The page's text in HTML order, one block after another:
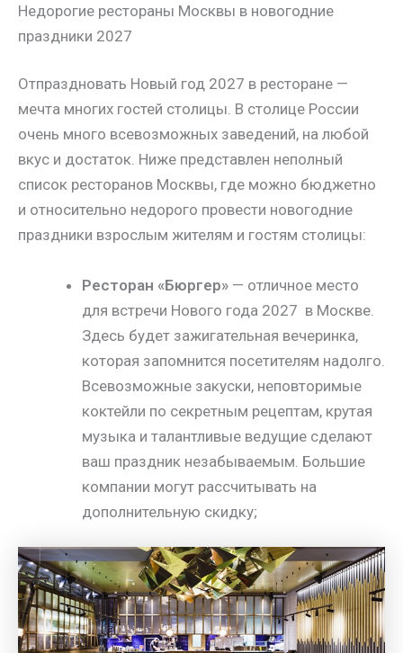
Недорогие рестораны Москвы в новогодние
праздники 2027
Отпраздновать Новый год 2027 в ресторане —
мечта многих гостей столицы. В столице России
очень много всевозможных заведений, на любой
вкус и достаток. Ниже представлен неполный
список ресторанов Москвы, где можно бюджетно
и относительно недорого провести новогодние
праздники взрослым жителям и гостям столицы:
Ресторан «Бюргер» — отличное место
для встречи Нового года 2027 в Москве.
Здесь будет зажигательная вечеринка,
которая запомнится посетителям надолго.
Всевозможные закуски, неповторимые
коктейли по секретным рецептам, крутая
музыка и талантливые ведущие сделают
ваш праздник незабываемым. Большие
компании могут рассчитывать на
дополнительную скидку;